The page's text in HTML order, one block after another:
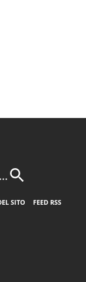
SITO
FEED RSS